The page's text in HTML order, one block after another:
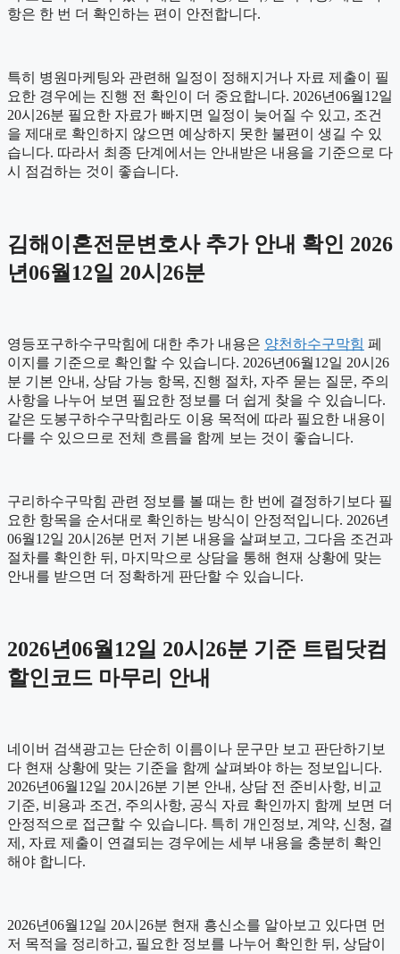
항은 한 번 더 확인하는 편이 안전합니다.
특히 병원마케팅와 관련해 일정이 정해지거나 자료 제출이 필
요한 경우에는 진행 전 확인이 더 중요합니다. 2026년06월12일
20시26분 필요한 자료가 빠지면 일정이 늦어질 수 있고, 조건
을 제대로 확인하지 않으면 예상하지 못한 불편이 생길 수 있
습니다. 따라서 최종 단계에서는 안내받은 내용을 기준으로 다
시 점검하는 것이 좋습니다.
김해이혼전문변호사 추가 안내 확인 2026
년06월12일 20시26분
영등포구하수구막힘에 대한 추가 내용은 양천하수구막힘 페
이지를 기준으로 확인할 수 있습니다. 2026년06월12일 20시26
분 기본 안내, 상담 가능 항목, 진행 절차, 자주 묻는 질문, 주의
사항을 나누어 보면 필요한 정보를 더 쉽게 찾을 수 있습니다.
같은 도봉구하수구막힘라도 이용 목적에 따라 필요한 내용이
다를 수 있으므로 전체 흐름을 함께 보는 것이 좋습니다.
구리하수구막힘 관련 정보를 볼 때는 한 번에 결정하기보다 필
요한 항목을 순서대로 확인하는 방식이 안정적입니다. 2026년
06월12일 20시26분 먼저 기본 내용을 살펴보고, 그다음 조건과
절차를 확인한 뒤, 마지막으로 상담을 통해 현재 상황에 맞는
안내를 받으면 더 정확하게 판단할 수 있습니다.
2026년06월12일 20시26분 기준 트립닷컴
할인코드 마무리 안내
네이버 검색광고는 단순히 이름이나 문구만 보고 판단하기보
다 현재 상황에 맞는 기준을 함께 살펴봐야 하는 정보입니다.
2026년06월12일 20시26분 기본 안내, 상담 전 준비사항, 비교
기준, 비용과 조건, 주의사항, 공식 자료 확인까지 함께 보면 더
안정적으로 접근할 수 있습니다. 특히 개인정보, 계약, 신청, 결
제, 자료 제출이 연결되는 경우에는 세부 내용을 충분히 확인
해야 합니다.
2026년06월12일 20시26분 현재 흥신소를 알아보고 있다면 먼
저 목적을 정리하고, 필요한 정보를 나누어 확인한 뒤, 상담이